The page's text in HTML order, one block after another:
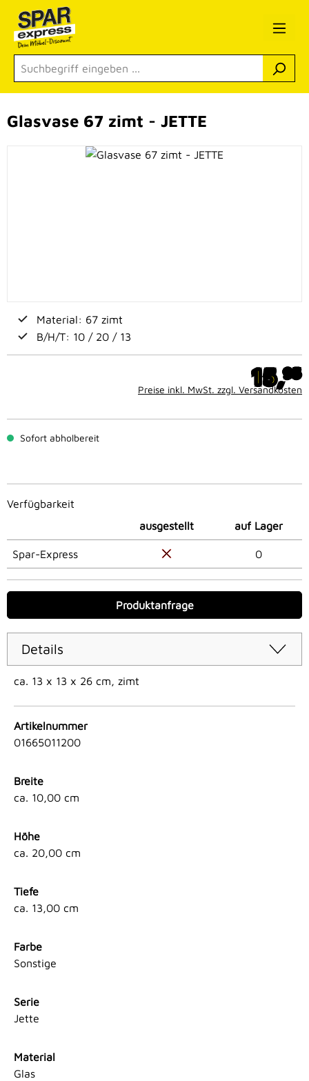
Zum Hauptinhalt springen
Bildergalerie überspringen
Glasvase 67 zimt - JETTE
Material: 67 zimt
B/H/T: 10 / 20 / 13
15,95
Preise inkl. MwSt. zzgl. Versandkosten
Sofort abholbereit
Verfügbarkeit
ausgestellt
auf Lager
Spar-Express 0
Produktanfrage
Details
ca. 13 x 13 x 26 cm, zimt
Artikelnummer
01665011200
Breite
ca. 10,00 cm
Höhe
ca. 20,00 cm
Tiefe
ca. 13,00 cm
Farbe
Sonstige
Serie
Jette
Material
Glas